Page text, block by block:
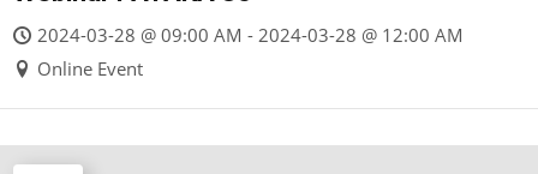
2024-03-28 @ 09:00 AM - 2024-03-28 @ 12:00 AM
Online Event